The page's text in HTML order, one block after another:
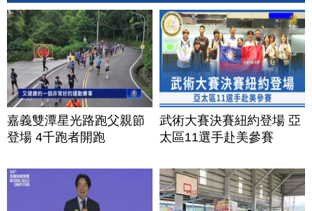
嘉義雙潭星光路跑父親節
登場 4千跑者開跑
武術大賽決賽紐約登場 亞
太區11選手赴美參賽